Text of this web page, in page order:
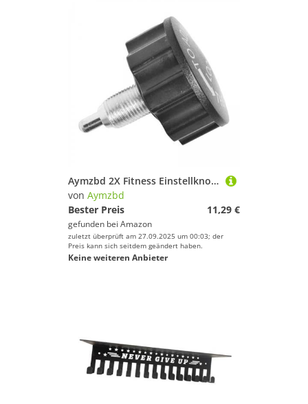
Helme von Aymzbd
Springseile von Aymzbd
Boxsäcke & Boxzubehör von Aymzbd
Schlafsäcke von Aymzbd
Lampen von Aymzbd
Navigation von Aymzbd
Markierungen von Aymzbd
Outdoor Funsport von Aymzbd
Aymzbd 2X Fitness Einstellknopf, Sportfahrrad Zugstift, Federknopf, Universal Sicherungsstifte für Indoor Heimtrainer, Langlebig für Trainingsgeräte
von Aymzbd
Bester Preis
11,29 €
gefunden bei Amazon
zuletzt überprüft am 27.09.2025 um 00:03; der
Preis kann sich seitdem geändert haben.
Keine weiteren Anbieter